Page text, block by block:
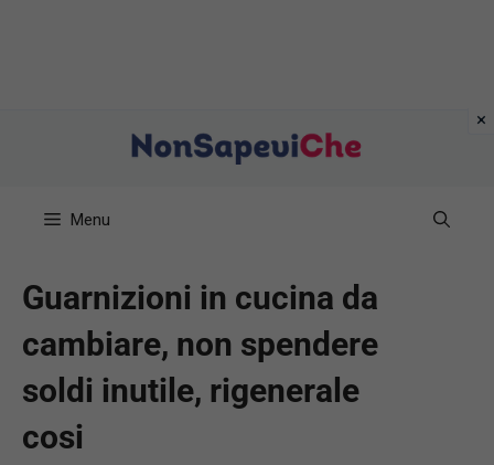
Menu
Guarnizioni in cucina da
cambiare, non spendere
soldi inutile, rigenerale
cosi